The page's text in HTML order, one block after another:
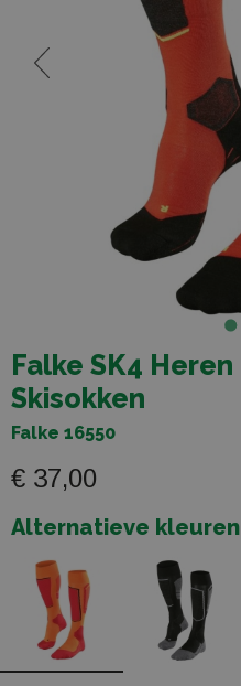
Falke SK4 Heren
Skisokken
Falke 16550
€ 37,00
Alternatieve kleuren